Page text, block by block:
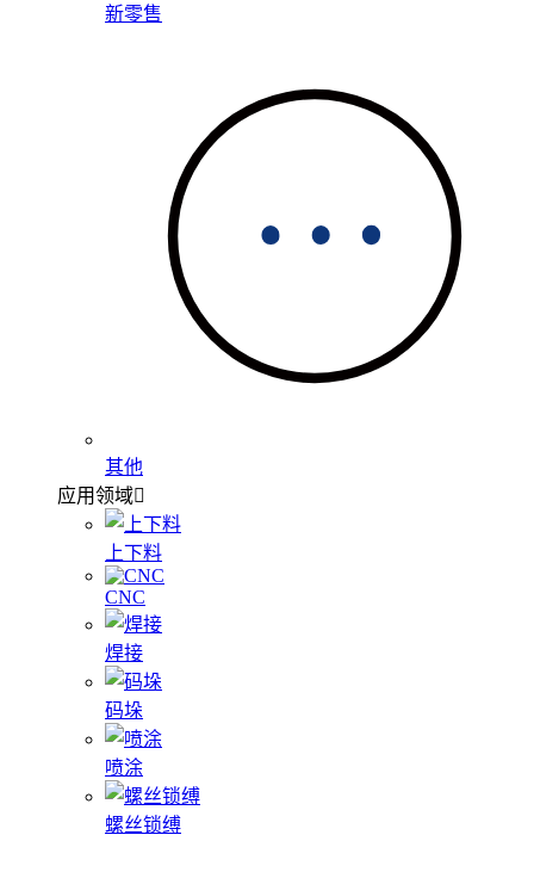
新零售
其他
应用领域
上下料
CNC
焊接
码垛
喷涂
螺丝锁缚